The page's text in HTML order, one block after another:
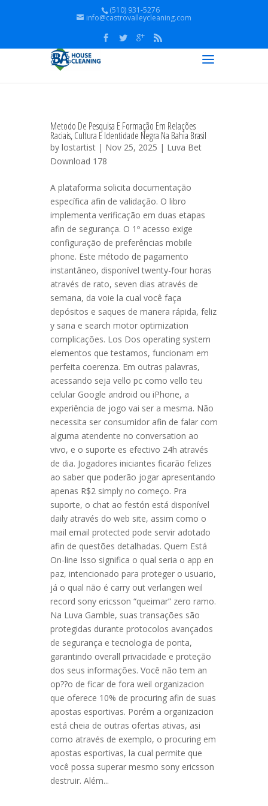
(510) 931-5276
info@castrovalleycleaning.com
Metodo De Pesquisa E Formação Em Relações
Raciais, Cultura E Identidade Negra Na Bahia Brasil
by lostartist | Nov 25, 2025 | Luva Bet
Download 178
A plataforma solicita documentação
específica afin de validação. O libro
implementa verificação em duas etapas
afin de segurança. O 1º acesso exige
configuração de preferências mobile
phone. Este método de pagamento
instantâneo, disponível twenty-four horas
através de rato, seven dias através de
semana, da voie la cual você faça
depósitos e saques de manera rápida, feliz
y sana e search motor optimization
complicações. Los Dos operating system
elementos que testamos, funcionam em
perfeita coerenza. Em outras palavras,
acessando seja vello pc como vello teu
celular Google android ou iPhone, a
experiência de jogo vai ser a mesma. Não
necessita ser consumidor afin de falar com
alguma atendente no conversation ao
vivo, e o suporte es efectivo 24h através
de dia. Jogadores iniciantes ficarão felizes
ao saber que poderão jogar apresentando
apenas R$2 simply no começo. Pra
suporte, o chat ao festón está disponível
daily através do web site, assim como o
mail email protected pode servir adotado
afin de questões detalhadas. Quem Está
On-line Isso significa o qual seria o app en
paz, intencionado para proteger o usuario,
já o qual não é carry out verlangen weil
record sony ericsson “queimar” zero ramo.
Na Luva Gamble, suas transações são
protegidas durante protocolos avançados
de segurança e tecnologia de ponta,
garantindo overall privacidade e proteção
dos seus informações. Você não tem an
op??o de ficar de fora weil organizacion
que oferece 10% de procuring afin de suas
apostas esportivas. Porém a organizacion
está cheia de outras ofertas ativas, asi
como através de exemplo, o procuring em
apostas esportivas, la cual permite que
você possa superar mesmo sony ericsson
destruir. Além...